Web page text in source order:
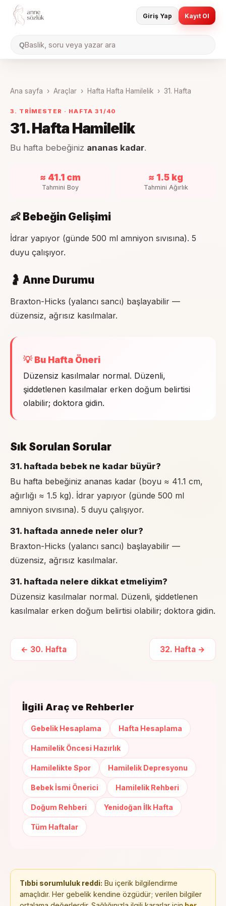
QBaslik, soru veya yazar ara
Giriş Yap Kayıt Ol
Ana sayfa › Araçlar › Hafta Hafta Hamilelik › 31. Hafta
3. TRIMESTER · HAFTA31 /40
31. Hafta Hamilelik
Bu hafta bebeğiniz ananas kadar.
≈ 41.1 cm
Tahmini Boy
≈ 1.5 kg
Tahmini Ağırlık
👶 Bebeğin Gelişimi
İdrar yapıyor (günde 500 ml amniyon sıvısına). 5
duyu çalışıyor.
🤰 Anne Durumu
Braxton-Hicks (yalancı sancı) başlayabilir —
düzensiz, ağrısız kasılmalar.
💡 Bu Hafta Öneri
Düzensiz kasılmalar normal. Düzenli,
şiddetlenen kasılmalar erken doğum belirtisi
olabilir; doktora gidin.
Sık Sorulan Sorular
31. haftada bebek ne kadar büyür?
Bu hafta bebeğiniz ananas kadar (boyu ≈ 41.1 cm,
ağırlığı ≈ 1.5 kg). İdrar yapıyor (günde 500 ml
amniyon sıvısına). 5 duyu çalışıyor.
31. haftada annede neler olur?
Braxton-Hicks (yalancı sancı) başlayabilir —
düzensiz, ağrısız kasılmalar.
31. haftada nelere dikkat etmeliyim?
Düzensiz kasılmalar normal. Düzenli, şiddetlenen
kasılmalar erken doğum belirtisi olabilir; doktora gidin.
← 30. Hafta 32. Hafta →
İlgili Araç ve Rehberler
Gebelik Hesaplama Hafta Hesaplama
Hamilelik Öncesi Hazırlık
Hamilelikte Spor Hamilelik Depresyonu
Bebek İsmi Önerici Hamilelik Rehberi
Doğum Rehberi Yenidoğan İlk Hafta
Tüm Haftalar
Tıbbi sorumluluk reddi: Bu içerik bilgilendirme
amaçlıdır. Her gebelik kendine özgüdür; verilen bilgiler